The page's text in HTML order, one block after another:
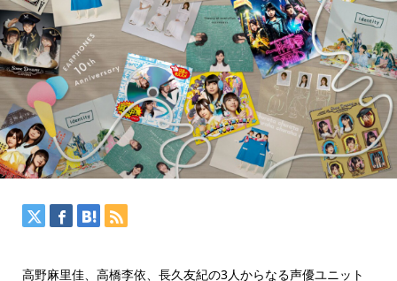
高野麻里佳、高橋李依、長久友紀の3人からなる声優ユニット